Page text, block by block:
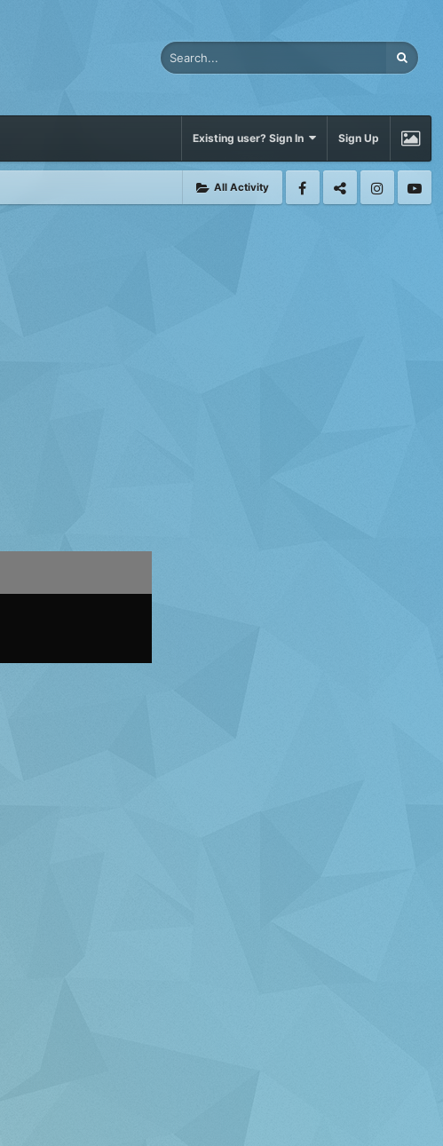
Existing user? Sign In Sign Up
All Activity